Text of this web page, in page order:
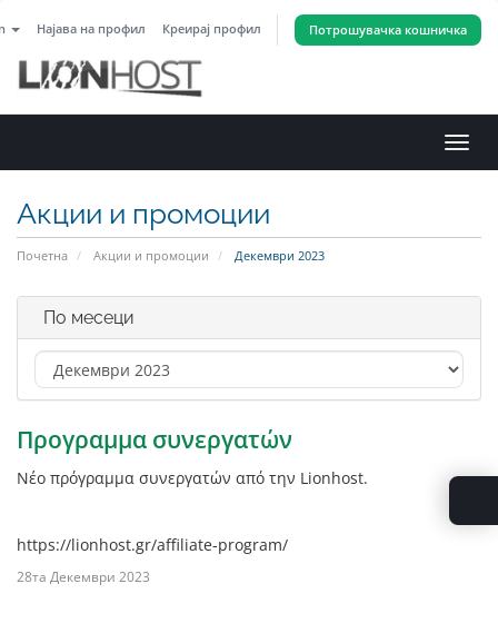
Најава на профил Креирај профил Потрошувачка кошничка
ја
Акции и промоции
Почетна Акции и промоции Декември 2023
По месеци
Προγραμμα συνεργατών
Νέο πρόγραμμα συνεργατών από την Lionhost.
https://lionhost.gr/affiliate-program/
28та Декември 2023